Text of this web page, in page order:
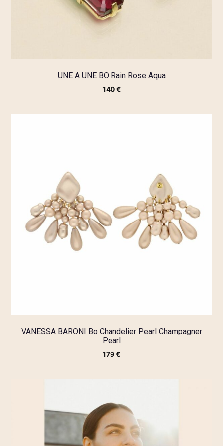
UNE A UNE BO Rain Rose Aqua
140€
VANESSA BARONI Bo Chandelier Pearl Champagner
Pearl
179€